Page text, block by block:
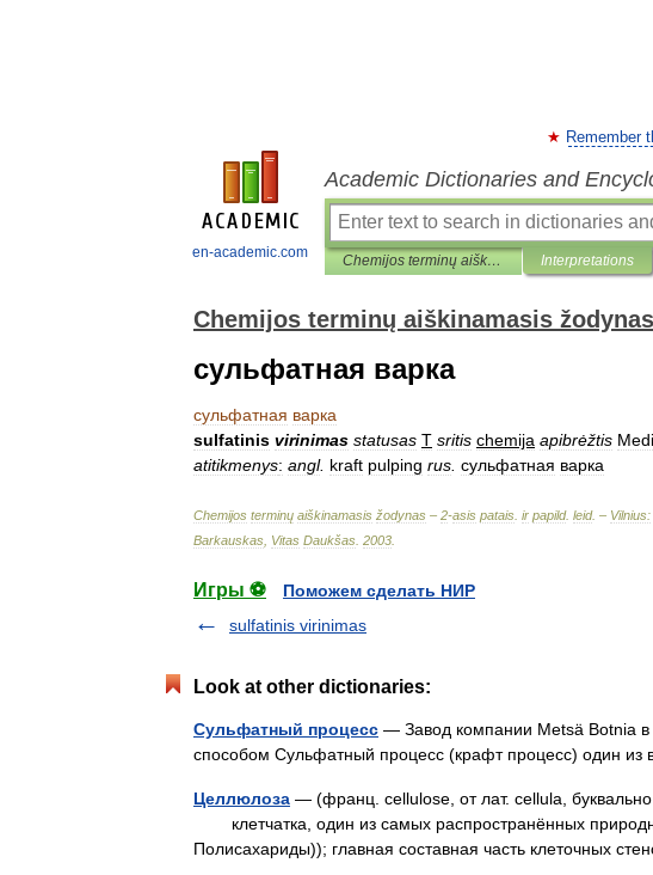
en-academic.com
Remember
Academic Dictionaries and
Chemijos terminų aiškinamasis žodynas Interpretations
Chemijos terminų aiškinamasis žodynas
сульфатная варка
сульфатная варка
sulfatinis virinimas statusas T sritis chemija apibrėžtis
atitikmenys: angl. kraft pulping rus сульфатная варка
Chemijos terminų aiškinamasis žodynas – 2-asis patais ir papild. leid. – Vilnius:
Barkauskas Vitas Daukšas 2003
Игры ⚽
Поможем сделать НИР
sulfatinis virinimas
Look at other dictionaries:
Сульфатный процесс — Завод компании Metsä Botnia
способом Сульфатный процесс (крафт процесс) один
Целлюлоза — (франц. cellulose, от лат. cellula, буквально
клетчатка, один из самых распространённых
Полисахариды)); главная составная часть клеточных